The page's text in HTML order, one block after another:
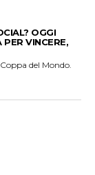
OGGI
VINCERE,
del Mondo.